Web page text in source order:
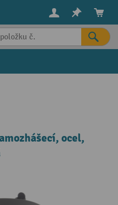
ocel,